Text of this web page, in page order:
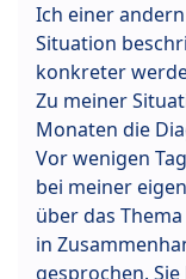
Ich einer
Situation
konkreter
Zu meiner
Monaten die
Vor wenigen
bei meiner
über das
in
gesprochen.